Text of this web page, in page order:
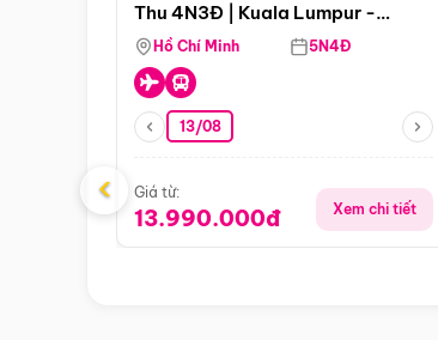
Thu 4N3Đ | Kuala Lumpur -
Malacca - Johor Baru -
Singapore
Hồ Chí Minh 5N4Đ
13/08
Giá từ:
13.990.000đ Xem chi tiết
‹